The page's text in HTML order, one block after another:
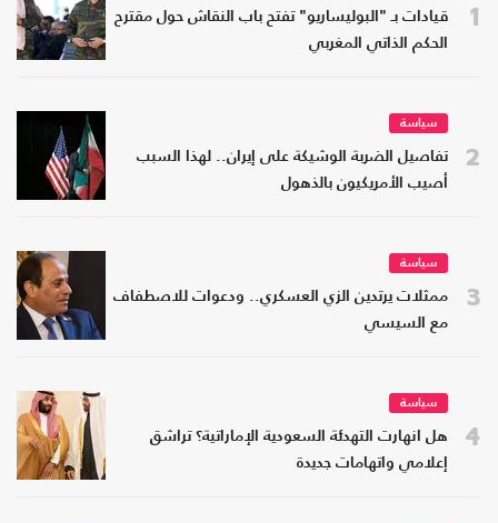
1
قيادات بـ "البوليساريو" تفتح باب النقاش حول مقترح
الحكم الذاتي المغربي
2
سياسة
تفاصيل الضربة الوشيكة على إيران.. لهذا السبب
أصيب الأمريكيون بالذهول
3
سياسة
ممثلات يرتدين الزي العسكري.. ودعوات للاصطفاف
مع السيسي
4
سياسة
هل انهارت التهدئة السعودية الإماراتية؟ تراشق
إعلامي واتهامات جديدة